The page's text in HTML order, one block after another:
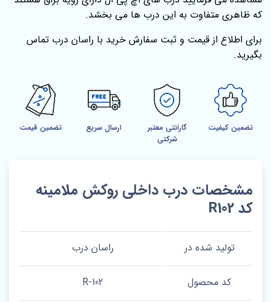
که ظاهری متفاوت به این درب ها می بخشد.
برای اطلاع از قیمت و ثبت سفارش خرید با راسان درب تماس
بگیرید.
تضمین کیفیت
گارانتی معتبر
شرکتی
ارسال سریع تضمین قیمت
مشخصات درب داخلی روکش ملامینه
کد R102
تولید شده در راسان درب
کد محصول R-102